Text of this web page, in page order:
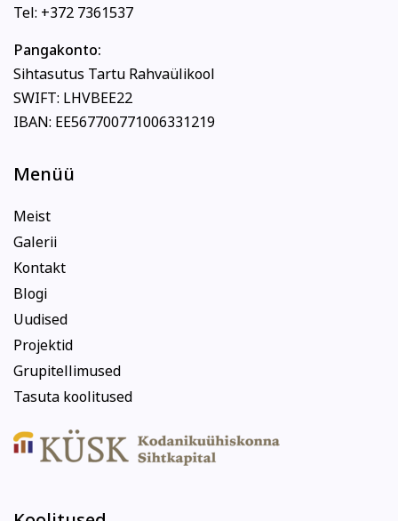
Tel: +372 7361537
Pangakonto:
Sihtasutus Tartu Rahvaülikool
SWIFT: LHVBEE22
IBAN: EE567700771006331219
Menüü
Meist
Galerii
Kontakt
Blogi
Uudised
Projektid
Grupitellimused
Tasuta koolitused